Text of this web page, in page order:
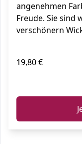
angenehmen
Freude. Sie sind
verschönern
19,80 €